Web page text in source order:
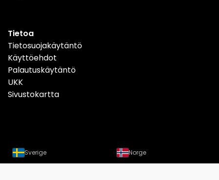
Tietoa
Tietosuojakäytäntö
Käyttöehdot
Palautuskäytäntö
UKK
Sivustokartta
Sverige Norge